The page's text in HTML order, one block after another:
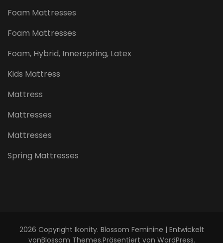
Foam Mattresses
Foam Mattresses
Foam, Hybrid, Innerspring, Latex
Kids Mattress
Mattress
Mattresses
Mattresses
Spring Mattresses
2026 Copyright Ikonity. Blossom Feminine | Entwickelt
vonBlossom Themes.Präsentiert von WordPress.